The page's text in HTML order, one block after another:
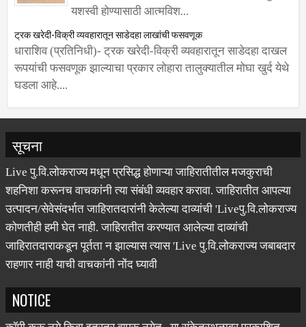
यशस्वी होण्यासाठी आत्मविश...
ट्रक खरेदी-विक्री व्यवहारातून साडेदहा लाखांची फसवणूक
धाराशिव (प्रतिनिधी)- ट्रक खरेदी-विक्री व्यवहारातून साडेदहा दाखल
रूपयांची फसवणूक झाल्याचा प्रकार लोहारा तालुक्यातील मोघा खुर्द येथे
घडला आहे....
सूचना
Live पु.वि.लोकराज्य मधून प्रसिद्ध होणाऱ्या जाहिरातीतील मजकुराची
शहनिशा करूनच वाचकांनी त्या संबंधी व्यवहार करावा. जाहिरातीत आपल्या
उत्पादन/सेवेसंदर्भात जाहिरातदारांनी केलेल्या दाव्यांची 'Liveपु.वि.लोकराज्य
कोणतीही हमी घेत नाही. जाहिरातीत करण्यात आलेल्या दाव्यांची
जाहिरातदाराकडून पूर्तता न झाल्यास त्यास 'Live पु.वि.लोकराज्य जबाबदार
राहणार नाही याची वाचकांनी नोंद घ्यावी
NOTICE